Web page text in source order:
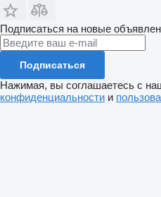
Подписаться на новые
Подписаться
Нажимая, вы соглашаетесь с
конфиденциальности и